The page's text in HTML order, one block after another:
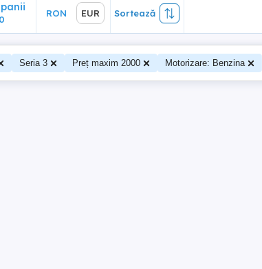
0
RON EUR Sortează
Seria 3 Preț maxim 2000 Motorizare: Benzina